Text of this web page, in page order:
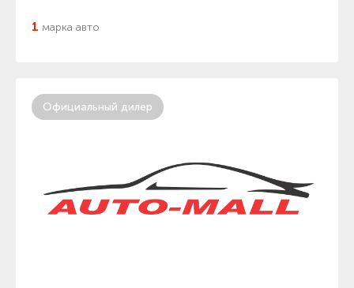
1 марка авто
Официальный дилер